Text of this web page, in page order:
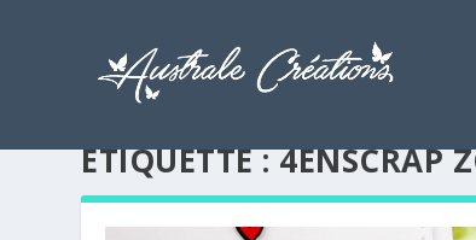
ÉTIQUETTE :4ENSCRAP